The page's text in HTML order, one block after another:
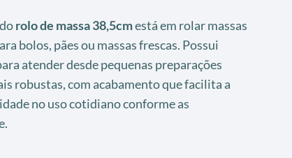
rolo de massa 38,5cmestá em rolar massas
bolos, pães ou massas frescas. Possui
atender desde pequenas preparações
robustas, com acabamento que facilita a
no uso cotidiano conforme as